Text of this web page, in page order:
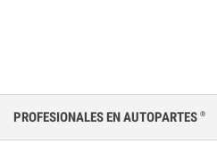
PROFESIONALES EN AUTOPARTES ®